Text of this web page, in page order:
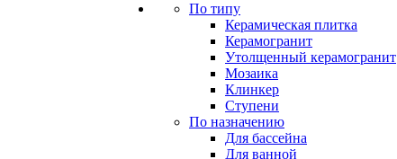
По типу
Керамическая плитка
Керамогранит
Утолщенный керамогранит
Мозаика
Клинкер
Ступени
По назначению
Для бассейна
Для ванной